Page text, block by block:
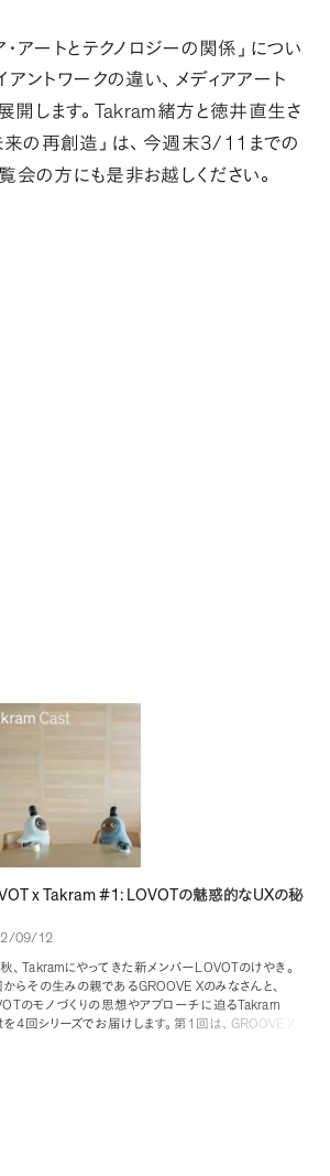
・アートとテクノロジーの関係 」 につい
アントワークの違い、 メディアアート
開します。 Takram緒方と徳井直生さ
来の再創造 」 は、 今週末3/11 までの
会の方にも是非お越しください。
x Takram #1: LOVOTの魅惑的なUXの秘
09/12
秋、 Takramにやってきた新メンバー LOVOTのけやき。
らその生みの親であるGROOVE Xのみなさんと、
のモノづくりの思想やアプローチに迫る
Takram
を4 回シリーズでお届けします。 第 1 回は、 GROOVE X